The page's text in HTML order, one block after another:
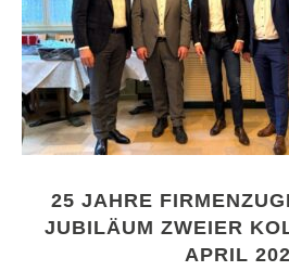
25 JAHRE
JUBILÄUM ZWEIER
APRIL